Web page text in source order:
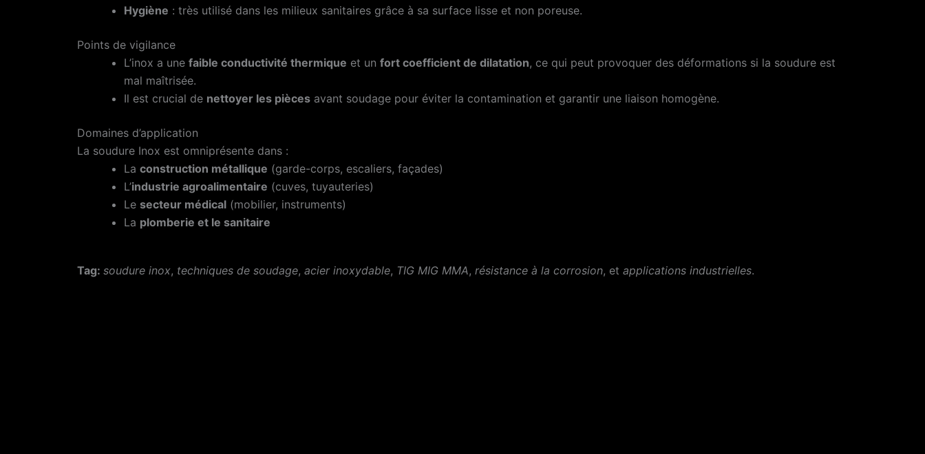
Hygiène : très utilisé dans les milieux sanitaires grâce à sa surface lisse et non poreuse.
Points de vigilance
L’inox a une faible conductivité thermique et un fort coefficient de dilatation, ce qui peut provoquer des déformations si la soudure est
mal maîtrisée.
Il est crucial de nettoyer les pièces avant soudage pour éviter la contamination et garantir une liaison homogène.
Domaines d’application
La soudure Inox est omniprésente dans :
La construction métallique (garde-corps, escaliers, façades)
L’industrie agroalimentaire (cuves, tuyauteries)
Le secteur médical (mobilier, instruments)
La plomberie et le sanitaire
Tag: soudure inox, techniques de soudage, acier inoxydable, TIG MIG MMA, résistance à la corrosion, et applications industrielles.